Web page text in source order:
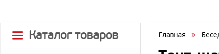
Каталог товаров Главная